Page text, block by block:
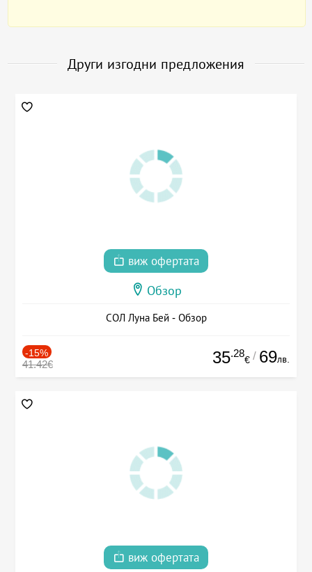
Други изгодни предложения
виж офертата
Обзор
СОЛ Луна Бей - Обзор
-15%
41.42€ 35.28
€ / 69лв.
виж офертата